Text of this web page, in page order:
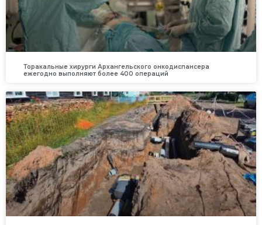
Торакальные хирурги Архангельского онкодиспансера
ежегодно выполняют более 400 операций